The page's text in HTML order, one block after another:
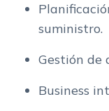
suministro.
Gestión de
Business